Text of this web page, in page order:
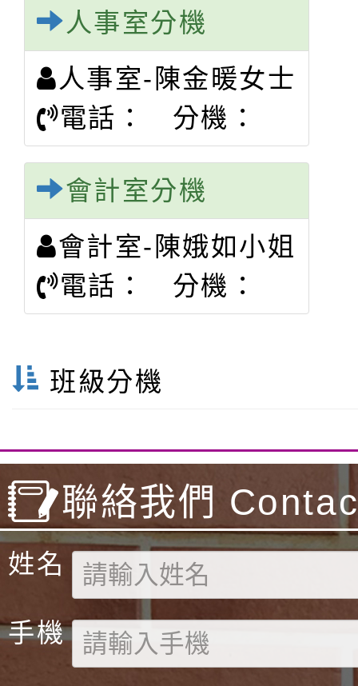
人事室分機
人事室-陳金暖女士
電話： 分機：
會計室分機
會計室-陳娥如小姐
電話： 分機：
班級分機
聯絡我們
姓名
手機